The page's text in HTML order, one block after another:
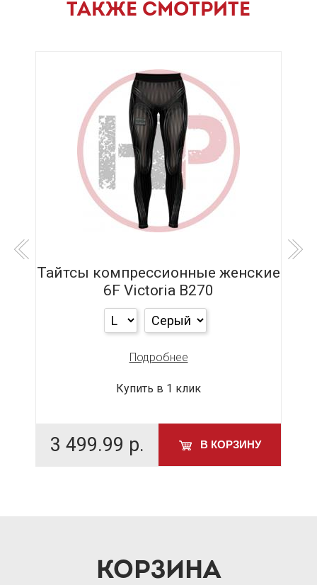
ТАКЖЕ СМОТРИТЕ
Тайтсы компрессионные женские
6F Victoria B270
Подробнее
3 499.99 р. В КОРЗИНУ
Купить в 1 клик
КОРЗИНА